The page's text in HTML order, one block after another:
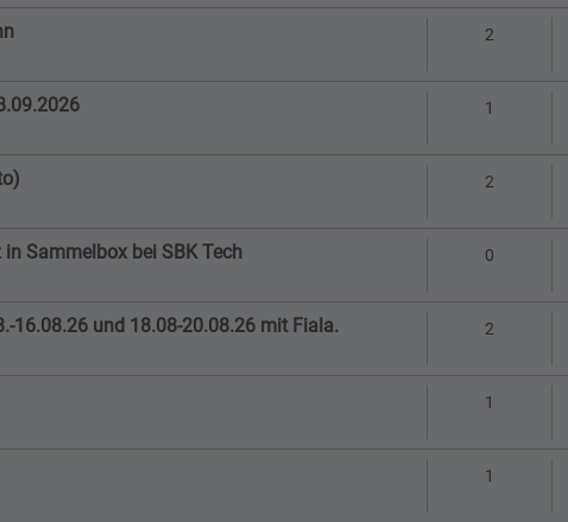
2
1
2
Sammelbox bei SBK Tech 0
16.08.26 und 18.08-20.08.26 mit Fiala. 2
1
1